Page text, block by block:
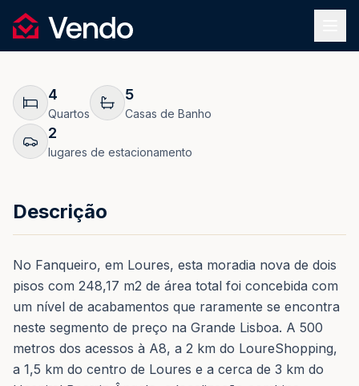
Vendo
4
Quartos
5
Casas de Banho
2
lugares de estacionamento
Descrição
No Fanqueiro, em Loures, esta moradia nova de dois
pisos com 248,17 m2 de área total foi concebida com
um nível de acabamentos que raramente se encontra
neste segmento de preço na Grande Lisboa. A 500
metros dos acessos à A8, a 2 km do LoureShopping,
a 1,5 km do centro de Loures e a cerca de 3 km do